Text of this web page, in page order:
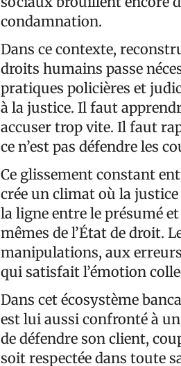
condamnation.
Dans ce contexte,
droits humains passe
pratiques policières et
à la justice. Il faut
accuser trop vite. Il faut
ce n’est pas défendre les
Ce glissement constant
crée un climat où la
la ligne entre le présumé
mêmes de l’État de droit.
manipulations, aux
qui satisfait l’émotion
Dans cet écosystème
est lui aussi confronté à
de défendre son client,
soit respectée dans toute